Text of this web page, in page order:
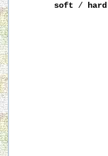
soft / hard